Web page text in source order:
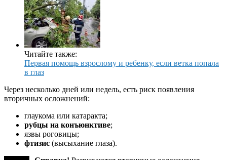
Читайте также:
Первая помощь взрослому и ребенку, если ветка попала
в глаз
Через несколько дней или недель, есть риск появления
вторичных осложнений:
глаукома или катаракта;
рубцы на конъюнктиве;
язвы роговицы;
фтизис (высыхание глаза).